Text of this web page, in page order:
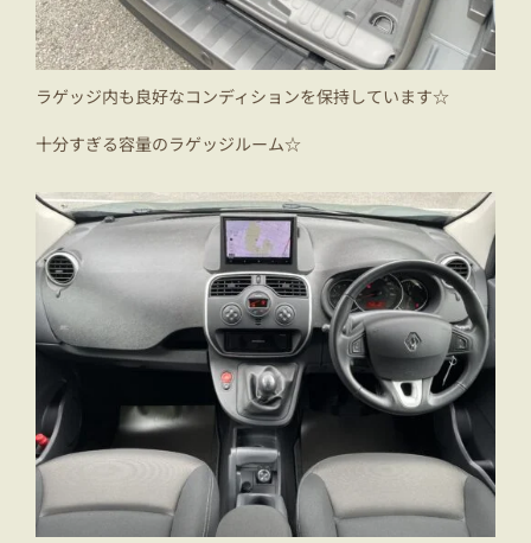
ラゲッジ内も良好なコンディションを保持しています☆
十分すぎる容量のラゲッジルーム☆